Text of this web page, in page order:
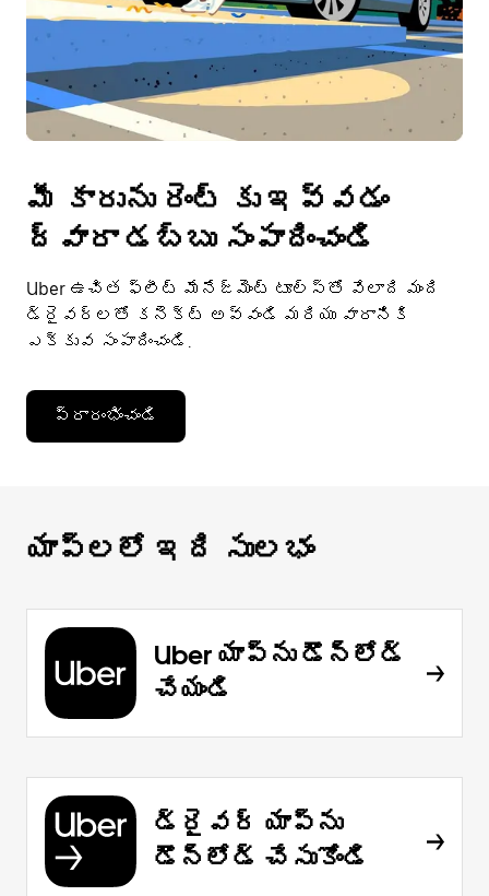
మీ కారును రెంట్ కు ఇవ్వడం
ద్వారా డబ్బు సంపాదించండి
Uber ఉచిత ఫ్లీట్ మేనేజ్‌మెంట్ టూల్స్‌తో వేలాది మంది
డ్రైవర్‌లతో కనెక్ట్ అవ్వండి మరియు వారానికి
ఎక్కువ సంపాదించండి.
ప్రారంభించండి
యాప్‌లలో ఇది సులభం
Uber యాప్‌ను డౌన్‌లోడ్
చేయండి
డ్రైవర్ యాప్‌ను
డౌన్‌లోడ్ చేసుకోండి